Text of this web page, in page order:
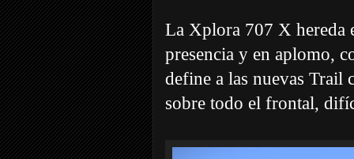
La Xplora 707 X hereda
presencia y en aplomo,
define a las nuevas Trail
sobre todo el frontal,